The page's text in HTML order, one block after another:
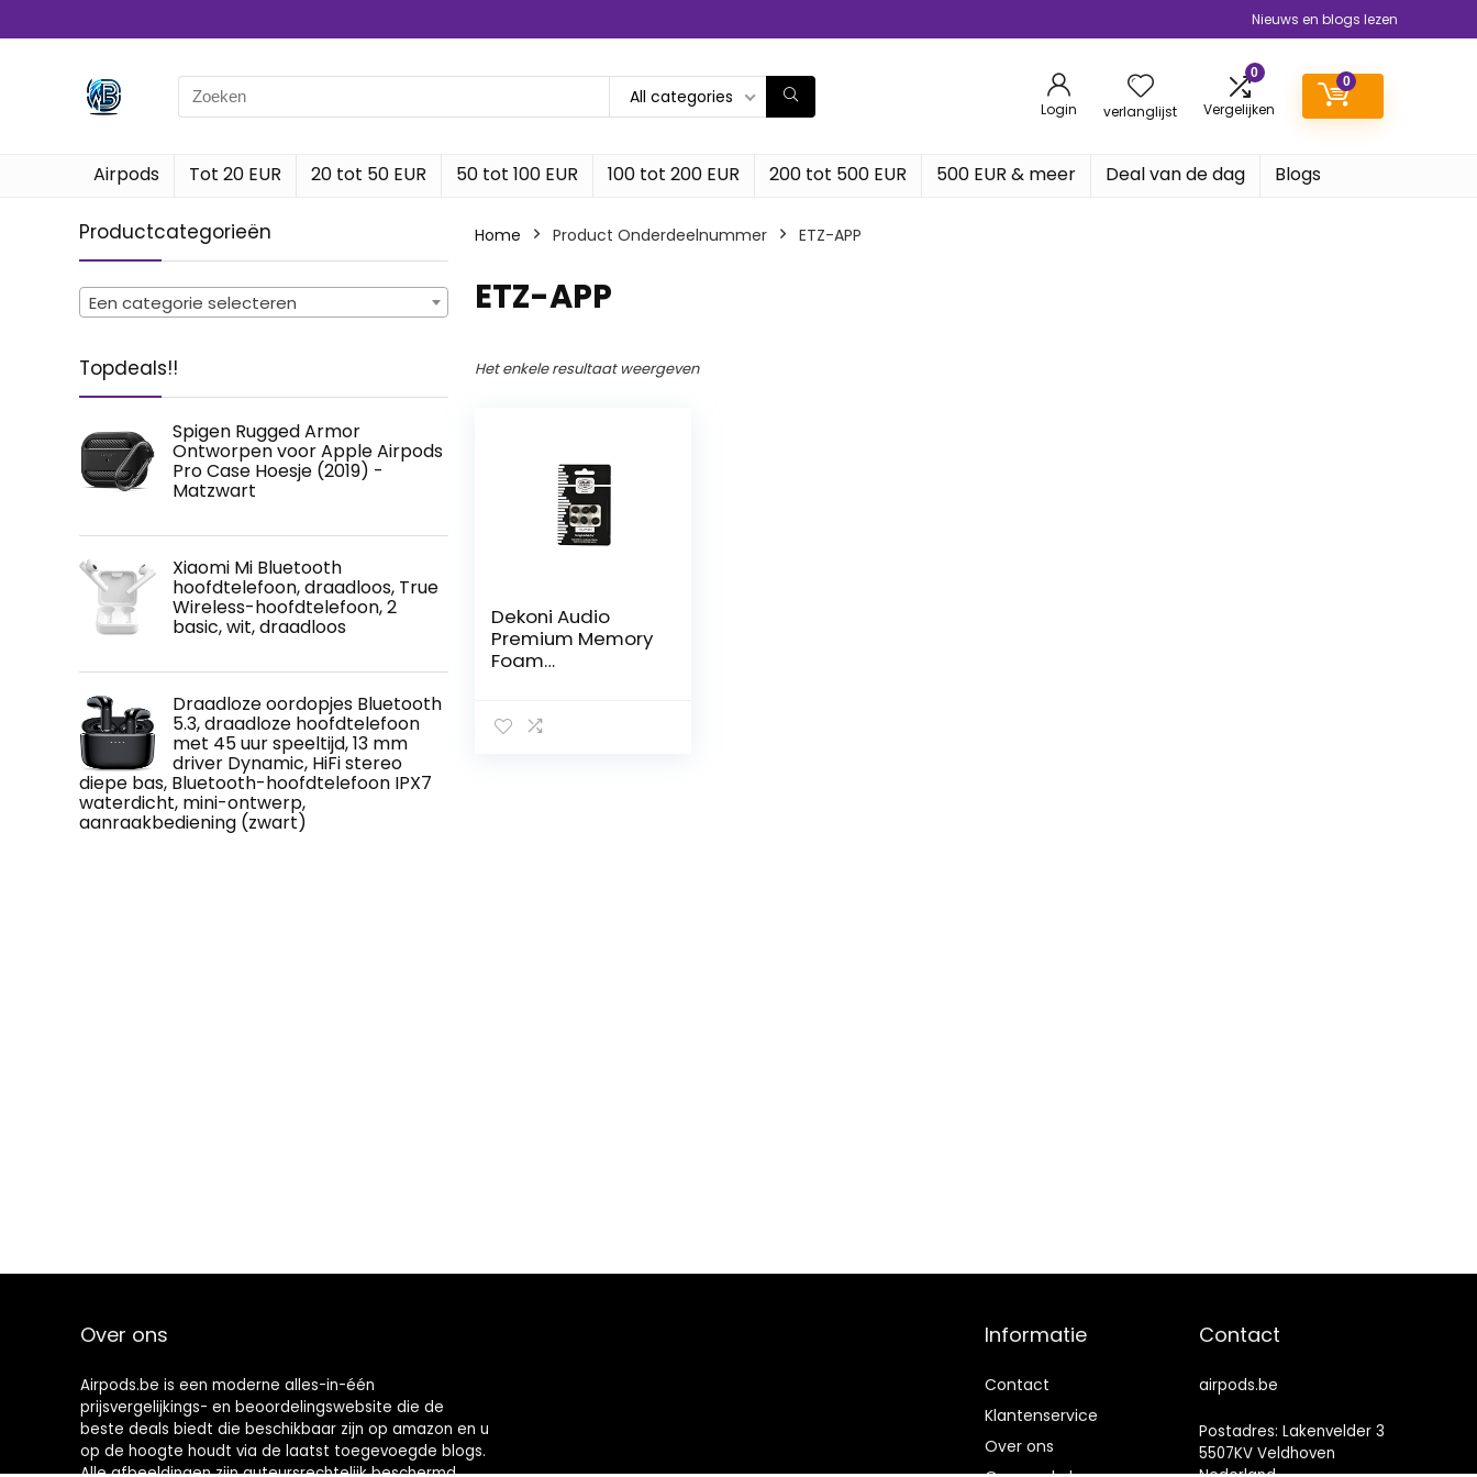
Nieuws en blogs lezen
Search
for:
All categories
Login verlanglijst
0
Vergelijken
0
Airpods Tot 20 EUR 20 tot 50 EUR 50 tot 100 EUR 100 tot 200 EUR 200 tot 500 EUR 500 EUR & meer Deal van de dag Blogs
Productcategorieën
Een categorie selecteren
Topdeals!!
Spigen Rugged Armor
Ontworpen voor Apple Airpods
Pro Case Hoesje (2019) -
Matzwart
Xiaomi Mi Bluetooth
hoofdtelefoon, draadloos, True
Wireless-hoofdtelefoon, 2
basic, wit, draadloos
Draadloze oordopjes Bluetooth
5.3, draadloze hoofdtelefoon
met 45 uur speeltijd, 13 mm
driver Dynamic, HiFi stereo
diepe bas, Bluetooth-hoofdtelefoon IPX7
waterdicht, mini-ontwerp,
aanraakbediening (zwart)
Home Product Onderdeelnummer ‎ETZ-APP
‎ETZ-APP
Het enkele resultaat weergeven
Dekoni Audio
Premium Memory
Foam
de Apple Airpods
Over ons
Airpods.be is een moderne alles-in-één
prijsvergelijkings- en beoordelingswebsite die de
beste deals biedt die beschikbaar zijn op amazon en u
op de hoogte houdt via de laatst toegevoegde blogs.
Alle afbeeldingen zijn auteursrechtelijk beschermd
Informatie
Contact
Klantenservice
Over ons
Contact
airpods.be
Postadres: Lakenvelder 3
5507KV Veldhoven